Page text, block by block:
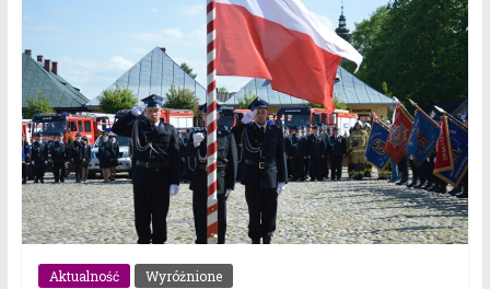
Aktualność Wyróżnione